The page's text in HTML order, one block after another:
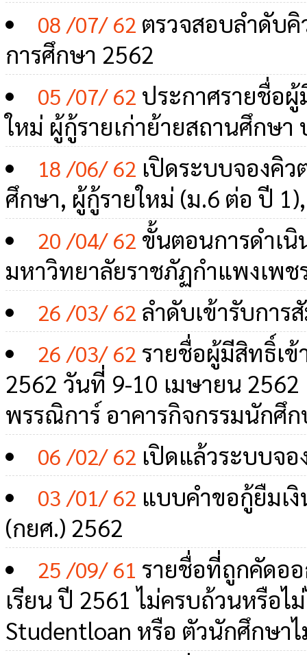
08 /07/ 62 ตรวจสอบลำดับ
การศึกษา 2562
05 /07/ 62 ประกาศรายชื่อ
ใหม่ ผู้กู้รายเก่าย้ายสถานศึกษ
18 /06/ 62 เปิดระบบจองคิว
ศึกษา, ผู้กู้รายใหม่ (ม.6 ต่อ ปี
20 /04/ 62 ขั้นตอนการดำเ
มหาวิทยาลัยราชภัฏกำแพงเพช
26 /03/ 62 ลำดับเข้ารับการ
26 /03/ 62 รายชื่อผู้มีสิทธิ์เ
2562 วันที่ 9-10 เมษายน
พรรณิการ์ อาคารกิจกรรมนักศึก
06 /02/ 62 เปิดแล้วระบบจอ
03 /01/ 62 แบบคำขอกู้ยืมเ
(กยศ.) 2562
25 /09/ 61 รายชื่อที่ถูกคัดออ
เรียน ปี 2561 ไม่ครบถ้วนหรือ
Studentloan หรือ ตัวนักศึกษา